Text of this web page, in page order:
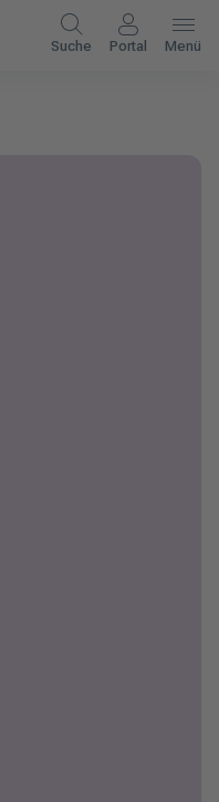
Suche Portal Menü